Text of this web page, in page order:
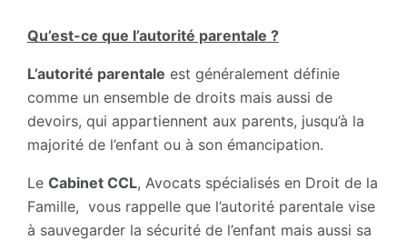
Qu’est-ce que l’autorité parentale ?
L’autorité parentale est généralement définie
comme un ensemble de droits mais aussi de
devoirs, qui appartiennent aux parents, jusqu’à la
majorité de l’enfant ou à son émancipation.
Le Cabinet CCL, Avocats spécialisés en Droit de la
Famille, vous rappelle que l’autorité parentale vise
à sauvegarder la sécurité de l’enfant mais aussi sa